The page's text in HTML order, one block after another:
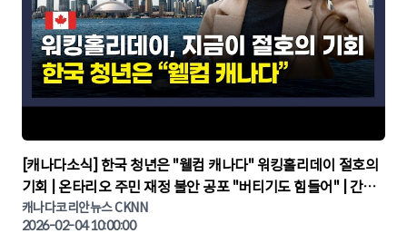
▶
[캐나다소식] 한국 청년은 "웰컴 캐나다" 워킹홀리데이 절호의
기회 | 온타리오 주민 재정 불안 공포 "버티기도 힘들어" | 간추
린 캐나다뉴스 | CKNNEWS, 캐나다코리안뉴스
캐나다코리안뉴스 CKNN
2026-02-04 10:00:00